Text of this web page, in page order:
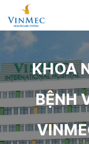
KHOA
BỆNH